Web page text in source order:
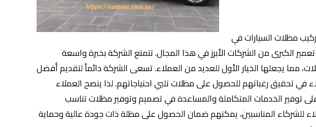
مظلات السيارات في
الكبرى من الشركات الأبرز في هذا المجال. تتمتع الشركة بخبرة واسعة
مما يجعلها الخيار الأول للعديد من العملاء. تسعى الشركة دائماً لتقديم أفضل
في تحقيق رغباتهم للحصول على مظلات تلبي احتياجاتهم. لذا ينصح العملاء
توفير الخدمات المتكاملة والمساعدة في تصميم وتوفير مظلات تناسب
للشركاء المناسبين، يمكنهم ضمان الحصول على مظلة ذات جودة عالية وحماية